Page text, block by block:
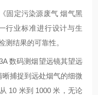
固定污染源废气 烟气黑
行业标准进行设计与生
测结果的可靠性。
数码测烟望远镜其望远
捕捉到远处烟气的细微
10 米到 1000 米，无论